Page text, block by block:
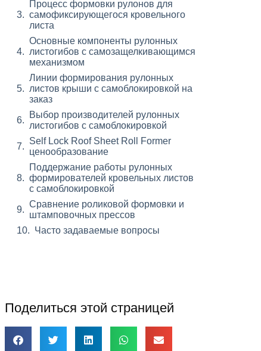
Процесс формовки рулонов для
самофиксирующегося кровельного
листа
Основные компоненты рулонных
листогибов с самозащелкивающимся
механизмом
Линии формирования рулонных
листов крыши с самоблокировкой на
заказ
Выбор производителей рулонных
листогибов с самоблокировкой
Self Lock Roof Sheet Roll Former
ценообразование
Поддержание работы рулонных
формирователей кровельных листов
с самоблокировкой
Сравнение роликовой формовки и
штамповочных прессов
Часто задаваемые вопросы
Поделиться этой страницей